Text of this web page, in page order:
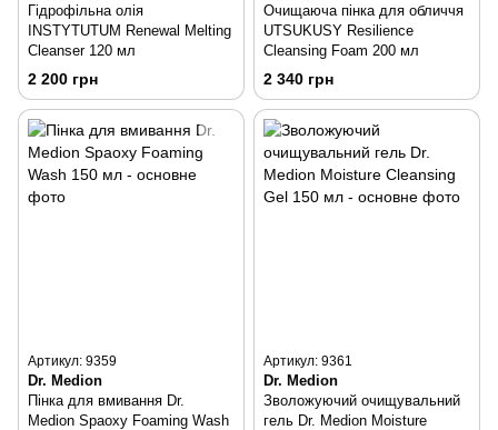
Гідрофільна олія
INSTYTUTUM Renewal Melting
Cleanser 120 мл
2 200 грн
Очищаюча пінка для обличчя
UTSUKUSY Resilience
Cleansing Foam 200 мл
2 340 грн
Артикул: 9359
Dr. Medion
Пінка для вмивання Dr.
Medion Spaoxy Foaming Wash
Артикул: 9361
Dr. Medion
Зволожуючий очищувальний
гель Dr. Medion Moisture